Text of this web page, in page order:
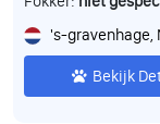
's-gravenhage,
Bekijk